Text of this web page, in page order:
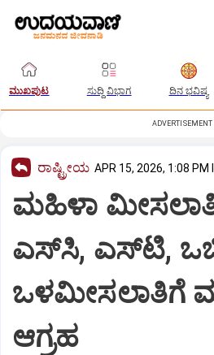
ಮುಖಪುಟ ಸುದ್ದಿ ವಿಭಾಗ ದಿನ ಭವಿಷ್ಯ
ADVERTISEMENT
ರಾಷ್ಟ್ರೀಯ APR 15, 2026, 1:08 PM
ಮಹಿಳಾ
ಎಸ್‍ಸಿ, ಎಸ್‍ಟಿ,
ಒಳಮೀಸಲಾತಿಗೆ
ಆಗ್ರಹ